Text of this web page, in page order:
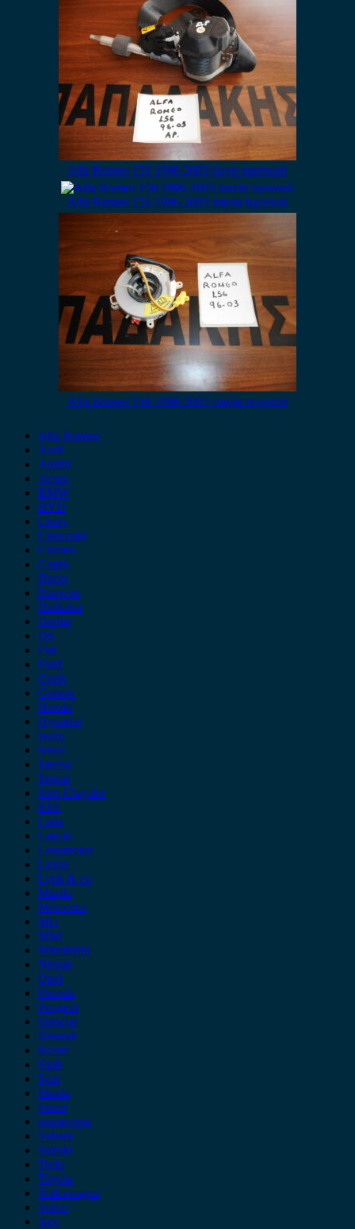
Alfa Romeo 156 1996-2003 ζώνη αριστερή
Alfa Romeo 156 1996-2003 ταινία τιμονιού
Alfa Romeo 156 1996-2003 ταινία τιμονιού
Alfa Romeo
Audi
Austin
Acura
BMW
BYD
Chery
Chevrolet
Citroen
Cupra
Dacia
Daewoo
Daihatsu
Dodge
DS
Fiat
Ford
Geely
Gonow
Honda
Hyundai
Isuzu
iveco
Jaecoo
Jaguar
Jeep Chrysler
KIA
Lada
Lancia
Leapmotor
Lexus
Lynk & co
Mazda
Mercedes
MG
Mini
Mitsubishi
Nissan
Opel
Omoda
Peugeot
Porsche
Renault
Rover
Saab
Seat
Skoda
Smart
ssangyong
Subaru
Suzuki
Tesla
Toyota
Volkswagen
Volvo
Xev